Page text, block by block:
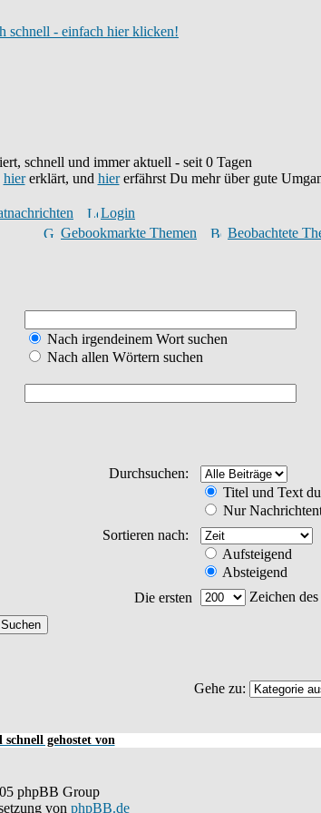
schnell - einfach hier klicken!
schnell und immer aktuell - seit 0 Tagen
hiererklärt, und hiererfährst Du mehr über gute
Login
Gebookmarkte Themen
Beobachtete
Nach irgendeinem Wort suchen
Nach allen Wörtern suchen
Durchsuchen:
Titel und Text
Nur
Sortieren nach:
Aufsteigend
Absteigend
Die ersten Zeichen
Gehe zu:
gehostet von
phpBB Group
von phpBB.de